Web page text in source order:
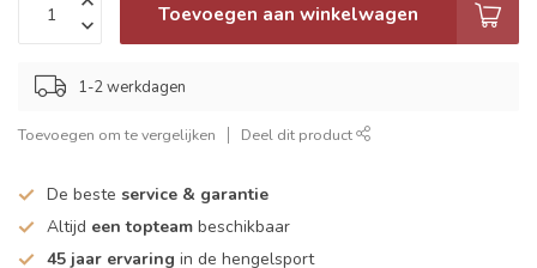
Toevoegen aan winkelwagen
1-2 werkdagen
Toevoegen om te vergelijken Deel dit product
De beste service & garantie
Altijd een topteam beschikbaar
45 jaar ervaring in de hengelsport